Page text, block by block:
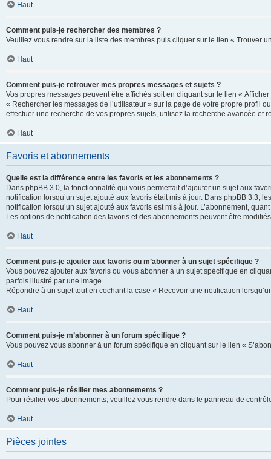
Haut
Comment puis-je rechercher des membres ?
Veuillez vous rendre sur la liste des membres puis cliquer sur le lien « Trouver
Haut
Comment puis-je retrouver mes propres messages et sujets ?
Vos propres messages peuvent être affichés soit en cliquant sur le lien «
« Rechercher les messages de l’utilisateur » sur la page de votre propre profil
effectuer une recherche de vos propres sujets, utilisez la recherche avancée
Haut
Favoris et abonnements
Quelle est la différence entre les favoris et les abonnements ?
Dans phpBB 3.0, la fonctionnalité qui vous permettait d’ajouter un sujet aux
notification lorsqu’un sujet ajouté aux favoris était mis à jour. Dans phpBB 3.3,
notification lorsqu’un sujet ajouté aux favoris est mis à jour. L’abonnement,
Les options de notification des favoris et des abonnements peuvent être
Haut
Comment puis-je ajouter aux favoris ou m’abonner à un sujet spécifique ?
Vous pouvez ajouter aux favoris ou vous abonner à un sujet spécifique en
parfois illustré par une image.
Répondre à un sujet tout en cochant la case « Recevoir une notification
Haut
Comment puis-je m’abonner à un forum spécifique ?
Vous pouvez vous abonner à un forum spécifique en cliquant sur le lien «
Haut
Comment puis-je résilier mes abonnements ?
Pour résilier vos abonnements, veuillez vous rendre dans le panneau de
Haut
Pièces jointes